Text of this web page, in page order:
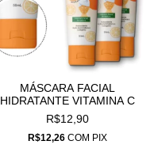
MÁSCARA FACIAL
HIDRATANTE VITAMINA C
R$12,90
R$12,26 COM PIX